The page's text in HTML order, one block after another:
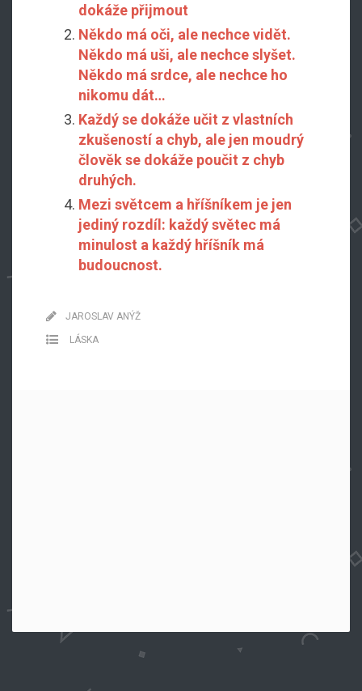
dokáže přijmout
Někdo má oči, ale nechce vidět.
Někdo má uši, ale nechce slyšet.
Někdo má srdce, ale nechce ho
nikomu dát…
Každý se dokáže učit z vlastních
zkušeností a chyb, ale jen moudrý
člověk se dokáže poučit z chyb
druhých.
Mezi světcem a hříšníkem je jen
jediný rozdíl: každý světec má
minulost a každý hříšník má
budoucnost.
JAROSLAV ANÝŽ
LÁSKA